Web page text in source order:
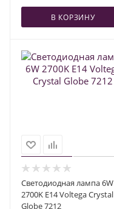
В КОРЗИНУ
Светодиодная лампа 6W
2700K E14 Voltega Crystal
Globe 7212